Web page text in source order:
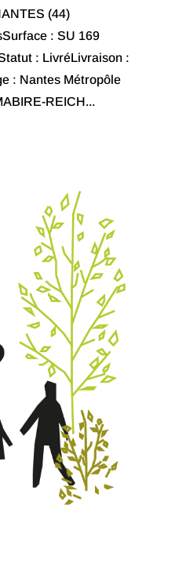
(44)
: SU 169
: LivréLivraison :
: Nantes Métropôle
REICH...